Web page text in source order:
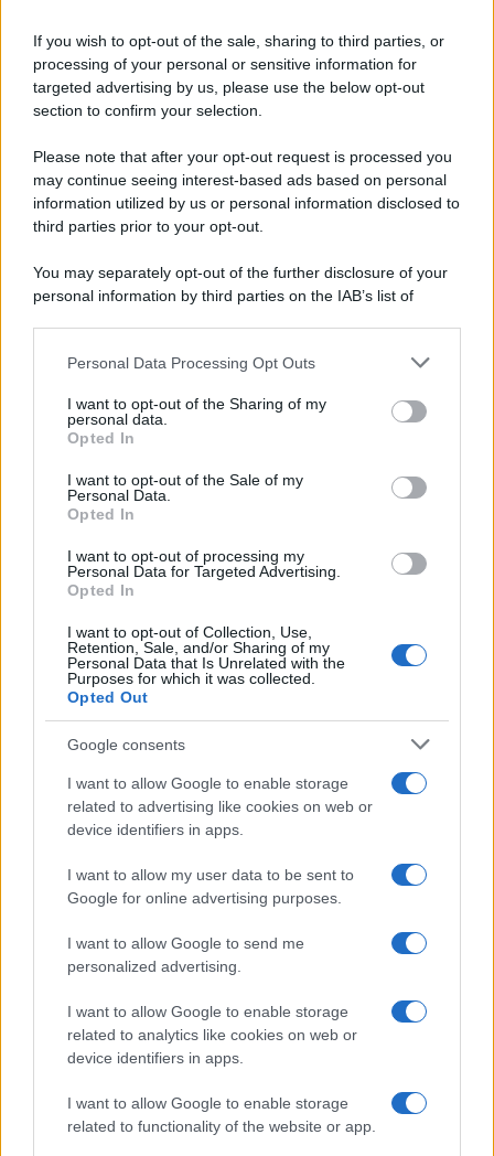
If you wish to opt-out of the sale, sharing to third parties, or
processing of your personal or sensitive information for
targeted advertising by us, please use the below opt-out
section to confirm your selection.
Please note that after your opt-out request is processed you
may continue seeing interest-based ads based on personal
information utilized by us or personal information disclosed to
third parties prior to your opt-out.
You may separately opt-out of the further disclosure of your
personal information by third parties on the IAB’s list of
This information may also be disclosed by us to third parties
disclose it to other third parties.
Please note that this website/app uses one or more Google
services and may gather and store information including but
not limited to your visit or usage behaviour. You may click to
grant or deny consent to Google and its third-party tags to
consent section.
Personal Data Processing Opt Outs
I want to opt-out of the Sharing of my
personal data.
Opted In
I want to opt-out of the Sale of my
Personal Data.
Opted In
I want to opt-out of processing my
Personal Data for Targeted Advertising.
Opted In
I want to opt-out of Collection, Use,
Retention, Sale, and/or Sharing of my
Personal Data that Is Unrelated with the
Purposes for which it was collected.
Opted Out
Google consents
I want to allow Google to enable storage
related to advertising like cookies on web or
device identifiers in apps.
I want to allow my user data to be sent to
Google for online advertising purposes.
I want to allow Google to send me
personalized advertising.
I want to allow Google to enable storage
related to analytics like cookies on web or
device identifiers in apps.
I want to allow Google to enable storage
related to functionality of the website or app.
Hig Tech Mag
Scoop Mag
Lgbtqia News
Day Travel 365
Home Magazine 365
Cineverse Magazine
Francia
InvestirMag
Investieren24
UK
News Hub UK
Lgbtq News
Olanda